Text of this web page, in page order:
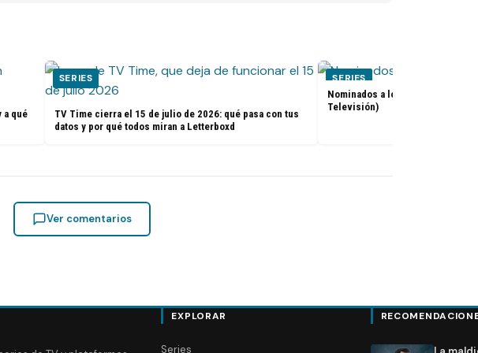
a qué
SERIES
TV Time cierra el 15 de julio de 2026: qué pasa con tus
datos y por qué todos miran a Letterboxd
SERIES
Nominados a los premios Golden
Televisión)
Ver comentarios
EXPLORAR
Series